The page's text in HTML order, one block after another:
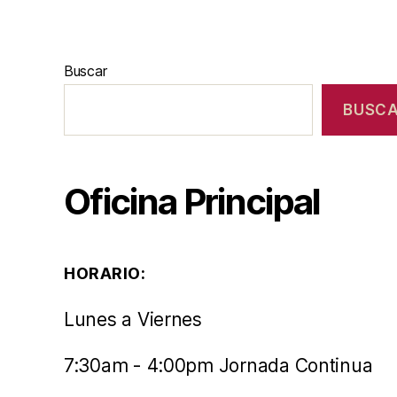
Buscar
Oficina Principal
HORARIO:
Lunes a Viernes
7:30am - 4:00pm Jornada Continua